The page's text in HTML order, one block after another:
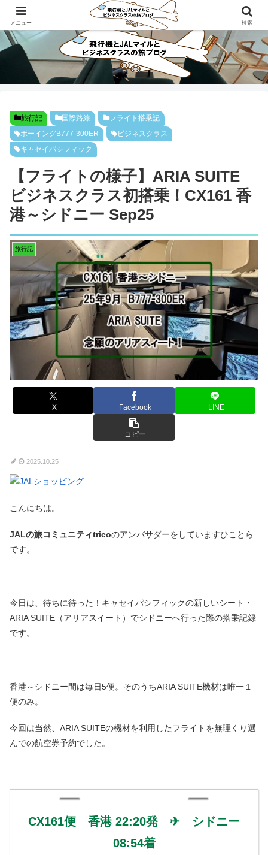
ビジネスクラスで旅にでよう！！
旅行記 国際路線
フライト搭乗記
ボーイングB777-300ER
ビジネスクラス
キャセイパシフィック
【フライトの様子】ARIA SUITE
ビジネスクラス初搭乗！CX161 香
港～シドニー Sep25
旅行記
X Facebook LINE
コピー
2025.10.25
こんにちは。
JALの旅コミュニティtricoのアンバサダーをしていますひことら
です。
今日は、待ちに待った！キャセイパシフィックの新しいシート・
ARIA SUITE（アリアスイート）でシドニーへ行った際の搭乗記録
です。
香港～シドニー間は毎日5便。そのうちARIA SUITE機材は唯一１
便のみ。
今回は当然、ARIA SUITEの機材を利用したフライトを無理くり選
んでの航空券予約でした。
CX161便 香港 22:20発 ✈ シドニー
08:54着
メニュー 検索